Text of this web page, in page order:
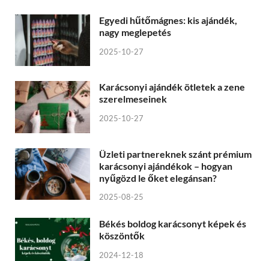
Egyedi hűtőmágnes: kis ajándék,
nagy meglepetés
2025-10-27
Karácsonyi ajándék ötletek a zene
szerelmeseinek
2025-10-27
Üzleti partnereknek szánt prémium
karácsonyi ajándékok – hogyan
nyűgözd le őket elegánsan?
2025-08-25
Békés boldog karácsonyt képek és
köszöntők
2024-12-18